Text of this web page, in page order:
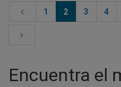
1 2 3 4
Encuentra el